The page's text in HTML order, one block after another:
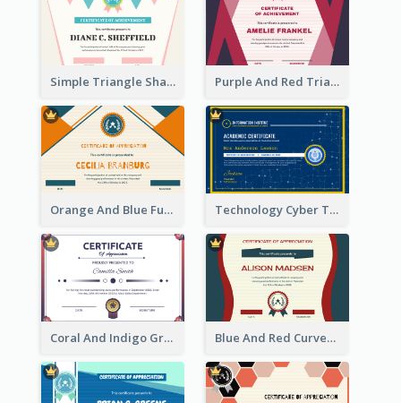
Simple Triangle Shapes Appreciation Certificate Purple And Red Triangles Achievement Certificate
Orange And Blue Fun Triangles Certificate Technology Cyber Theme School Certificate Design
Coral And Indigo Gradient Border Certificate Design Blue And Red Curves Shape Award Certificate